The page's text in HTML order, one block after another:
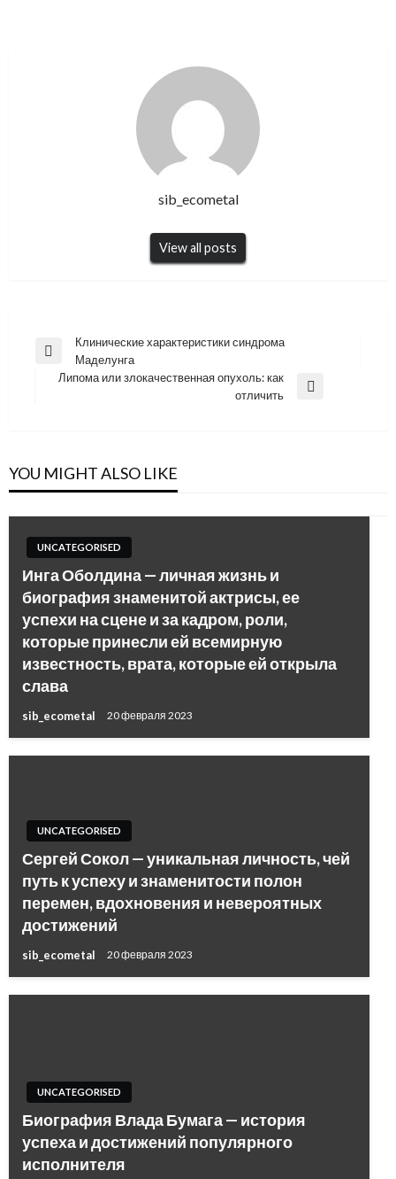
sib_ecometal
View all posts
Навигация
Previous
Клинические характеристики синдрома
Маделунга
Липома или злокачественная опухоль: как
отличить
YOU MIGHT ALSO LIKE
UNCATEGORISED
Инга Оболдина — личная жизнь и
биография знаменитой актрисы, ее
успехи на сцене и за кадром, роли,
которые принесли ей всемирную
известность, врата, которые ей открыла
слава
sib_ecometal 20 февраля 2023
UNCATEGORISED
Сергей Сокол — уникальная личность, чей
путь к успеху и знаменитости полон
перемен, вдохновения и невероятных
достижений
sib_ecometal 20 февраля 2023
UNCATEGORISED
Биография Влада Бумага — история
успеха и достижений популярного
исполнителя